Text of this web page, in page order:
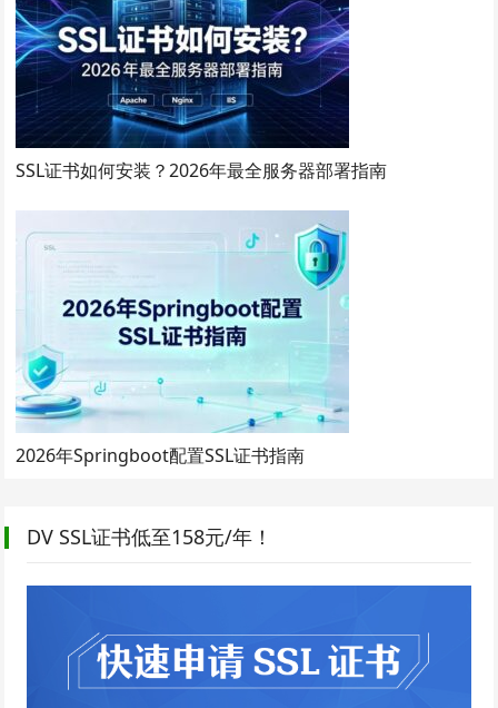
SSL证书如何安装？2026年最全服务器部署指南
2026年Springboot配置SSL证书指南
DV SSL证书低至158元/年！